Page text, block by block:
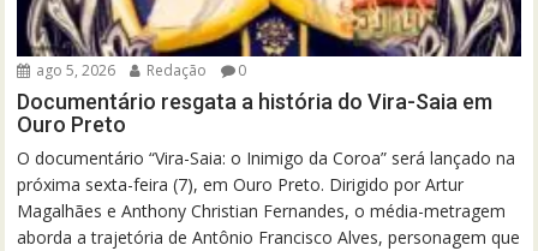
ago 5, 2026 Redação 0
Documentário resgata a história do Vira-Saia em
Ouro Preto
O documentário “Vira-Saia: o Inimigo da Coroa” será lançado na
próxima sexta-feira (7), em Ouro Preto. Dirigido por Artur
Magalhães e Anthony Christian Fernandes, o média-metragem
aborda a trajetória de Antônio Francisco Alves, personagem que